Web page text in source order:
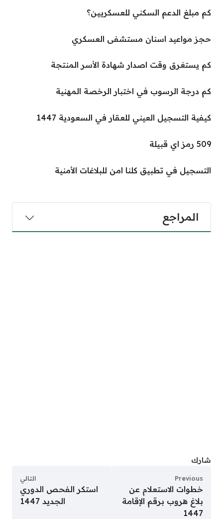
كم مبلغ الدعم السكني للعسكريين؟
حجز مواعيد اسنان مستشفى العسكري
كم يستغرق وقت اصدار شهادة الأسر المنتجة
كم درجة الرسوب في اختبار الرخصة المهنية
كيفية التسجيل العيني للعقار في السعودية 1447
509 رمز اي قبيلة
التسجيل في تطبيق كلنا امن للبلاغات الأمنية
المراجع
شارك
Previous
خطوات الاستعلام عن
بلاغ هروب برقم الإقامة
1447
التالي
استكر الفحص الدوري
الجديد 1447